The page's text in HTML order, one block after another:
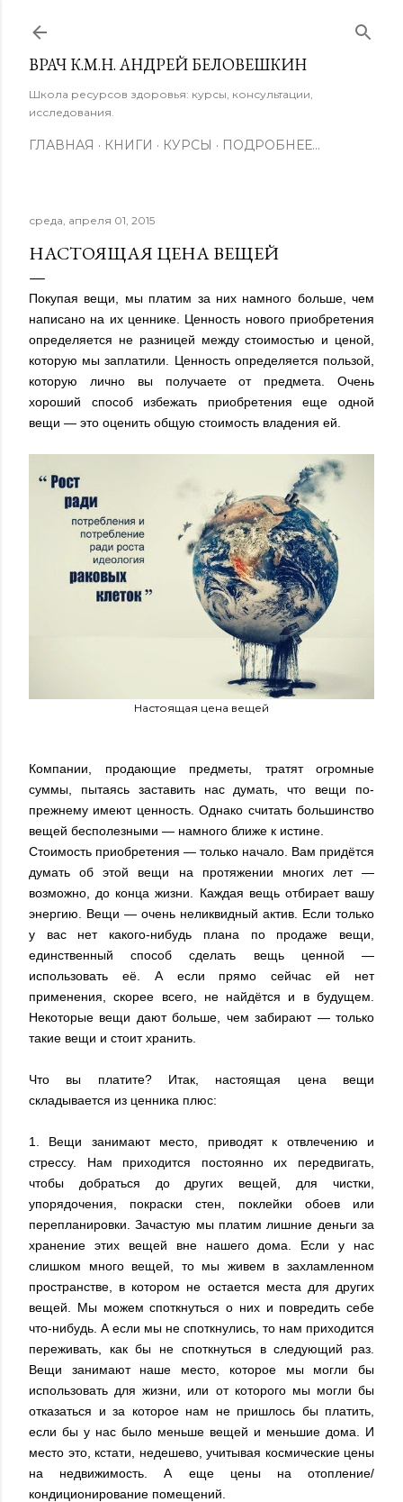
ВРАЧ К.М.Н. АНДРЕЙ БЕЛОВЕШКИН
Школа ресурсов здоровья: курсы, консультации,
исследования.
ГЛАВНАЯ КНИГИ КУРСЫ ПОДРОБНЕЕ…
среда, апреля 01, 2015
НАСТОЯЩАЯ ЦЕНА ВЕЩЕЙ
Покупая вещи, мы платим за них намного больше, чем
написано на их ценнике. Ценность нового приобретения
определяется не разницей между стоимостью и ценой,
которую мы заплатили. Ценность определяется пользой,
которую лично вы получаете от предмета. Очень
хороший способ избежать приобретения еще одной
вещи — это оценить общую стоимость владения ей.
Настоящая цена вещей
Компании, продающие предметы, тратят огромные
суммы, пытаясь заставить нас думать, что вещи по-
прежнему имеют ценность. Однако считать большинство
вещей бесполезными — намного ближе к истине.
Стоимость приобретения — только начало. Вам придётся
думать об этой вещи на протяжении многих лет —
возможно, до конца жизни. Каждая вещь отбирает вашу
энергию. Вещи — очень неликвидный актив. Если только
у вас нет какого-нибудь плана по продаже вещи,
единственный способ сделать вещь ценной —
использовать её. А если прямо сейчас ей нет
применения, скорее всего, не найдётся и в будущем.
Некоторые вещи дают больше, чем забирают — только
такие вещи и стоит хранить.
Что вы платите? Итак, настоящая цена вещи
складывается из ценника плюс:
1. Вещи занимают место, приводят к отвлечению и
стрессу. Нам приходится постоянно их передвигать,
чтобы добраться до других вещей, для чистки,
упорядочения, покраски стен, поклейки обоев или
перепланировки. Зачастую мы платим лишние деньги за
хранение этих вещей вне нашего дома. Если у нас
слишком много вещей, то мы живем в захламленном
пространстве, в котором не остается места для других
вещей. Мы можем споткнуться о них и повредить себе
что-нибудь. А если мы не споткнулись, то нам приходится
переживать, как бы не споткнуться в следующий раз.
Вещи занимают наше место, которое мы могли бы
использовать для жизни, или от которого мы могли бы
отказаться и за которое нам не пришлось бы платить,
если бы у нас было меньше вещей и меньшие дома. И
место это, кстати, недешево, учитывая космические цены
на недвижимость. А еще цены на отопление/
кондиционирование помещений.